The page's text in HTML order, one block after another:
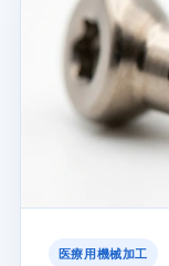
医療用機械加工